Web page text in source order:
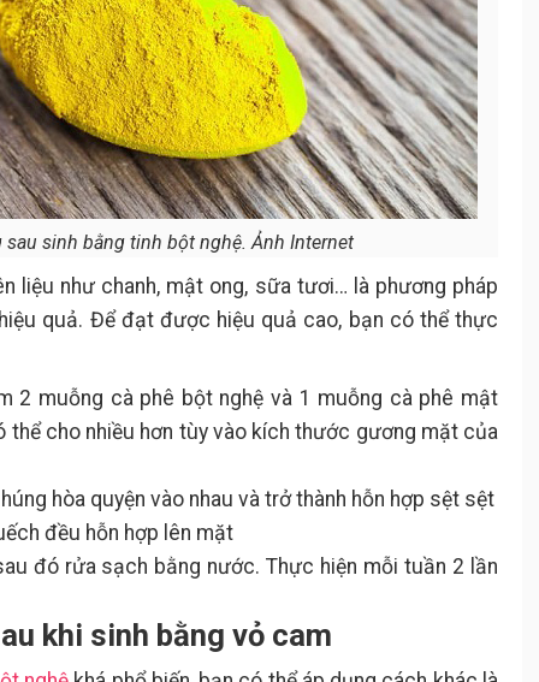
sinh bằng tinh bột nghệ. Ảnh Internet
liệu như chanh, mật ong, sữa tươi… là phương pháp
quả. Để đạt được hiệu quả cao, bạn có thể thực
2 muỗng cà phê bột nghệ và 1 muỗng cà phê mật
cho nhiều hơn tùy vào kích thước gương mặt của
hòa quyện vào nhau và trở thành hỗn hợp sệt sệt
đều hỗn hợp lên mặt
đó rửa sạch bằng nước. Thực hiện mỗi tuần 2 lần
khi sinh bằng vỏ cam